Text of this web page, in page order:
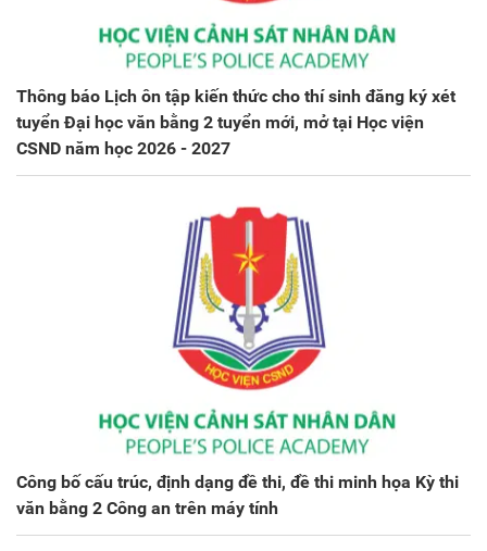
Thông báo Lịch ôn tập kiến thức cho thí sinh đăng ký xét
tuyển Đại học văn bằng 2 tuyển mới, mở tại Học viện
CSND năm học 2026 - 2027
Công bố cấu trúc, định dạng đề thi, đề thi minh họa Kỳ thi
văn bằng 2 Công an trên máy tính